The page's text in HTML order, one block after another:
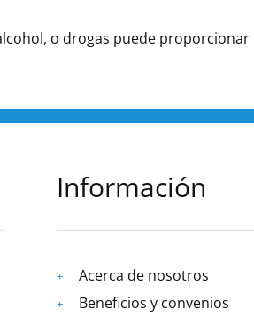
o drogas puede proporcionar
Información
Acerca de nosotros
Beneficios y convenios